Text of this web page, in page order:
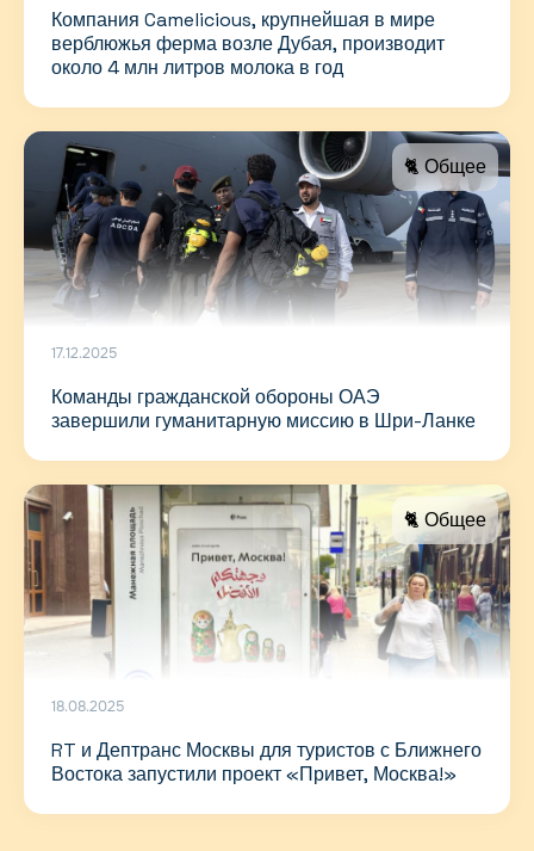
Компания Camelicious, крупнейшая в мире
верблюжья ферма возле Дубая, производит
около 4 млн литров молока в год
🐈 Общее
17.12.2025
Команды гражданской обороны ОАЭ
завершили гуманитарную миссию в Шри-Ланке
🐈 Общее
18.08.2025
RT и Дептранс Москвы для туристов с Ближнего
Востока запустили проект «Привет, Москва!»